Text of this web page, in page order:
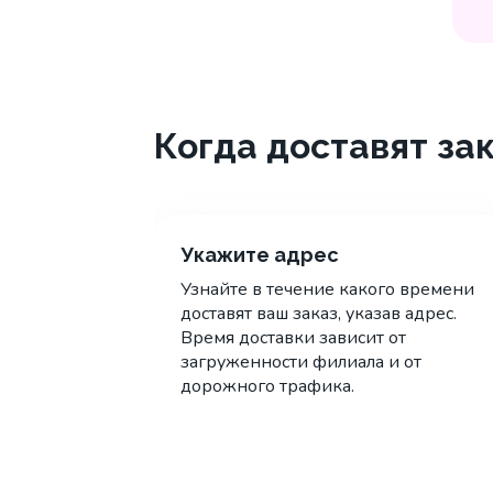
Когда доставят
Укажите адрес
Узнайте в течение какого времени
доставят ваш заказ, указав адрес.
Время доставки зависит от
загруженности филиала и от
дорожного трафика.